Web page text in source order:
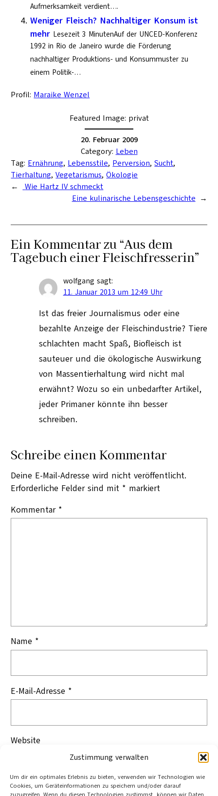
Zustimmung verwalten
Um dir ein optimales Erlebnis zu bieten, verwenden wir Technologien wie
Cookies, um Geräteinformationen zu speichern und/oder darauf
Aufmerksamkeit verdient….
Weniger Fleisch? Nachhaltiger Konsum ist
mehr Lesezeit 3 MinutenAuf der UNCED-Konferenz
1992 in Rio de Janeiro wurde die Förderung
nachhaltiger Produktions- und Konsummuster zu
einem Politik-…
Profil: Maraike Wenzel
Featured Image: privat
20. Februar 2009
Category: Leben
Tag: Ernährung, Lebensstile, Perversion, Sucht
Tierhaltung, Vegetarismus, Ökologie
←
Wie Hartz IV schmeckt
Eine kulinarische Lebensgeschichte →
Ein Kommentar zu “Aus dem
Tagebuch einer Fleischfresserin”
wolfgang sagt:
11. Januar 2013 um 12:49 Uhr
Ist das freier Journalismus oder eine
bezahlte Anzeige der Fleischindustrie? Tiere
schlachten macht Spaß, Biofleisch ist
sauteuer und die ökologische Auswirkung
von Massentierhaltung wird nicht mal
erwähnt? Wozu so ein unbedarfter Artikel,
jeder Primaner könnte ihn besser
schreiben.
Schreibe einen Kommentar
Deine E-Mail-Adresse wird nicht veröffentlicht.
Erforderliche Felder sind mit * markiert
Kommentar *
Name *
E-Mail-Adresse *
Website